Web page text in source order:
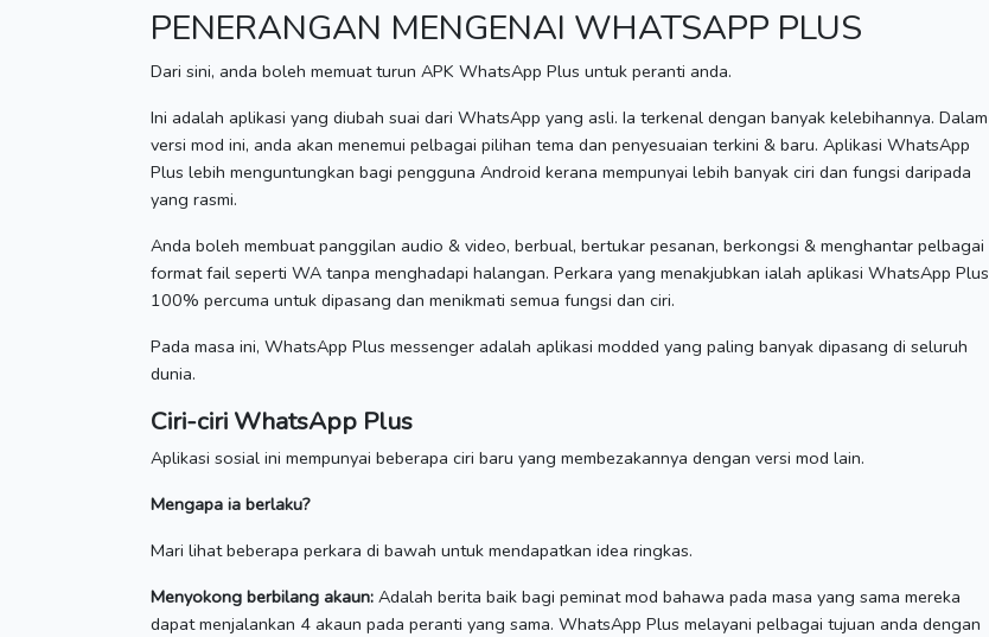
PENERANGAN MENGENAI WHATSAPP PLUS
Dari sini, anda boleh memuat turun APK WhatsApp Plus untuk peranti anda.
Ini adalah aplikasi yang diubah suai dari WhatsApp yang asli. Ia terkenal dengan banyak kelebihannya. Dalam
versi mod ini, anda akan menemui pelbagai pilihan tema dan penyesuaian terkini & baru. Aplikasi WhatsApp
Plus lebih menguntungkan bagi pengguna Android kerana mempunyai lebih banyak ciri dan fungsi daripada
yang rasmi.
Anda boleh membuat panggilan audio & video, berbual, bertukar pesanan, berkongsi & menghantar pelbagai
format fail seperti WA tanpa menghadapi halangan. Perkara yang menakjubkan ialah aplikasi WhatsApp Plus
100% percuma untuk dipasang dan menikmati semua fungsi dan ciri.
Pada masa ini, WhatsApp Plus messenger adalah aplikasi modded yang paling banyak dipasang di seluruh
dunia.
Ciri-ciri WhatsApp Plus
Aplikasi sosial ini mempunyai beberapa ciri baru yang membezakannya dengan versi mod lain.
Mengapa ia berlaku?
Mari lihat beberapa perkara di bawah untuk mendapatkan idea ringkas.
Menyokong berbilang akaun: Adalah berita baik bagi peminat mod bahawa pada masa yang sama mereka
dapat menjalankan 4 akaun pada peranti yang sama. WhatsApp Plus melayani pelbagai tujuan anda dengan